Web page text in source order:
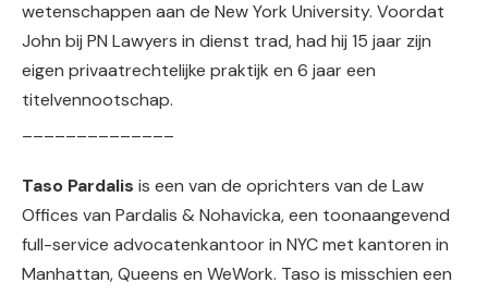
wetenschappen aan de New York University. Voordat
John bij PN Lawyers in dienst trad, had hij 15 jaar zijn
eigen privaatrechtelijke praktijk en 6 jaar een
titelvennootschap.
Taso Pardalis is een van de oprichters van de Law
Offices van Pardalis & Nohavicka, een toonaangevend
full-service advocatenkantoor in NYC met kantoren in
Manhattan, Queens en WeWork. Taso is misschien een